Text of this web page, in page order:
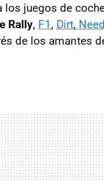
los juegos de
Rally, F1 , Dirt,
de los amantes